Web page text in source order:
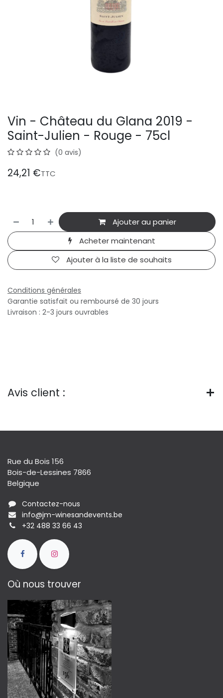
Vin - Château du Glana 2019 -
Saint-Julien - Rouge - 75cl
(0 avis)
24,21 €TTC
Ajouter au panier
Acheter maintenant
Ajouter à la liste de souhaits
Conditions générales
Garantie satisfait ou remboursé de 30 jours
Livraison : 2-3 jours ouvrables
Avis client :
Rue du Bois 156
Bois-de-Lessines 7866
Belgique
Contactez-nous
info@jm-winesandevents.be
+32 488 33 66 43
Où nous trouver